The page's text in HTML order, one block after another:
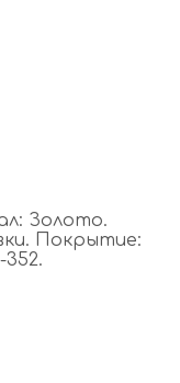
Золото.
Покрытие: